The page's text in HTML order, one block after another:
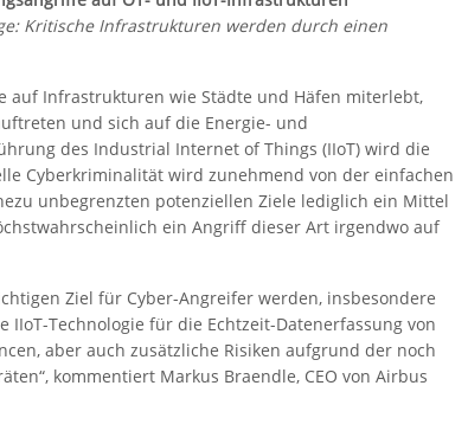
Kritische Infrastrukturen werden durch einen
auf Infrastrukturen wie Städte und Häfen miterlebt,
und sich auf die Energie- und
des Industrial Internet of Things (IIoT) wird die
Cyberkriminalität wird zunehmend von der einfachen
unbegrenzten potenziellen Ziele lediglich ein Mittel
ein Angriff dieser Art irgendwo auf
Ziel für Cyber-Angreifer werden, insbesondere
Technologie für die Echtzeit-Datenerfassung von
aber auch zusätzliche Risiken aufgrund der noch
kommentiert Markus Braendle, CEO von Airbus